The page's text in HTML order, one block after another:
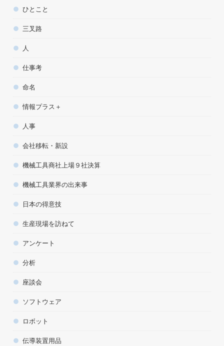
ひとこと
三叉路
人
仕事考
命名
情報プラス＋
人事
会社移転・新設
機械工具商社上場９社決算
機械工具業界の出来事
日本の得意技
生産現場を訪ねて
アンケート
分析
座談会
ソフトウェア
ロボット
伝導装置用品